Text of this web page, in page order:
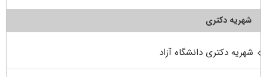
شهریه دکتری
شهریه دکتری دانشگاه آزاد